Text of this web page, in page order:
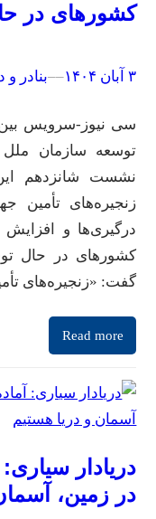
کشورهای در
۳ آبان ۱۴۰۴ –
–بنادر و
سی نیوز-سرویس
نشست شانزدهم
زنجیره‌های تأمین
درگیری‌ها و
کشور‌های در حال
گفت: «زنجیره‌های
Read more
دریادار
در زمین،